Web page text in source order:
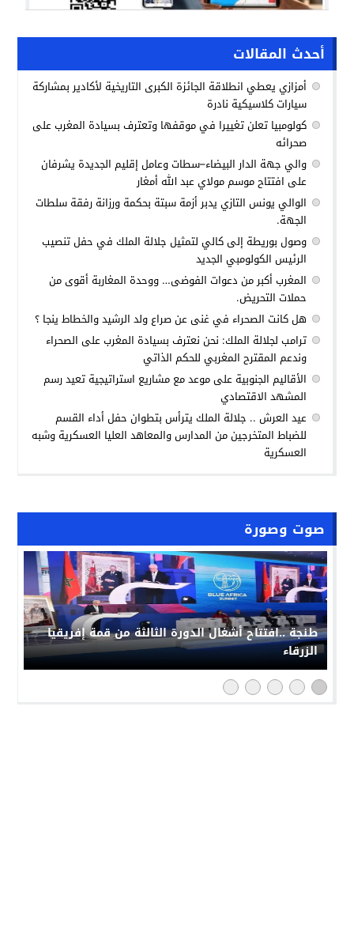
صوت وصورة
طنجة ..افتتاح أشغال الدورة الثالثة من قمة إفريقيا
الزرقاء
أحدث المقالات
أمزازي يعطي انطلاقة الجائزة الكبرى التاريخية لأكادير بمشاركة
سيارات كلاسيكية نادرة
كولومبيا تعلن تغييرا في موقفها وتعترف بسيادة المغرب على
صحرائه
والي جهة الدار البيضاء–سطات وعامل إقليم الجديدة يشرفان
على افتتاح موسم مولاي عبد الله أمغار
الوالي يونس التازي يدبر أزمة سبتة بحكمة ورزانة رفقة سلطات
الجهة.
وصول بوريطة إلى كالي لتمثيل جلالة الملك في حفل تنصيب
الرئيس الكولومبي الجديد
المغرب أكبر من دعوات الفوضى… ووحدة المغاربة أقوى من
حملات التحريض.
هل كانت الصحراء في غنى عن صراع ولد الرشيد والخطاط ينجا ؟
ترامب لجلالة الملك: نحن نعترف بسيادة المغرب على الصحراء
وندعم المقترح المغربي للحكم الذاتي
الأقاليم الجنوبية على موعد مع مشاريع استراتيجية تعيد رسم
المشهد الاقتصادي
عيد العرش .. جلالة الملك يترأس بتطوان حفل أداء القسم
للضباط المتخرجين من المدارس والمعاهد العليا العسكرية وشبه
العسكرية